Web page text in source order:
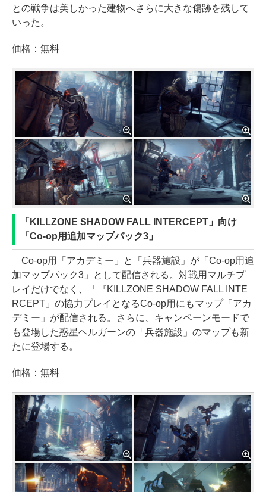
との戦争は美しかった建物へさらに大きな傷跡を残して
いった。
価格：無料
「KILLZONE SHADOW FALL INTERCEPT」向け
「Co-op用追加マップパック3」
Co-op用「アカデミー」と「兵器施設」が「Co-op用追
加マップパック3」として配信される。対戦用マルチプ
レイだけでなく、「『KILLZONE SHADOW FALL INTE
RCEPT」の協力プレイとなるCo-op用にもマップ「アカ
デミー」が配信される。さらに、キャンペーンモードで
も登場した惑星ヘルガーンの「兵器施設」のマップも新
たに登場する。
価格：無料